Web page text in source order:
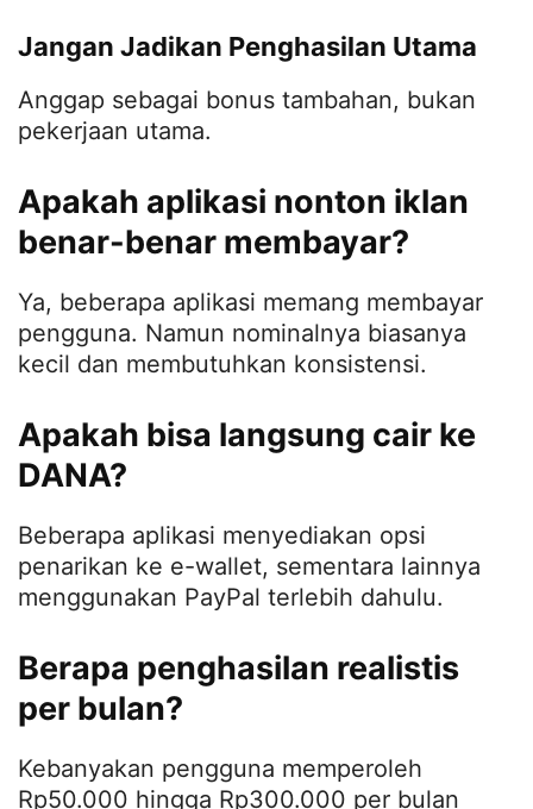
Jangan Jadikan Penghasilan Utama
Anggap sebagai bonus tambahan, bukan
pekerjaan utama.
Apakah aplikasi nonton iklan
benar-benar membayar?
Ya, beberapa aplikasi memang membayar
pengguna. Namun nominalnya biasanya
kecil dan membutuhkan konsistensi.
Apakah bisa langsung cair ke
DANA?
Beberapa aplikasi menyediakan opsi
penarikan ke e-wallet, sementara lainnya
menggunakan PayPal terlebih dahulu.
Berapa penghasilan realistis
per bulan?
Kebanyakan pengguna memperoleh
Rp50.000 hingga Rp300.000 per bulan